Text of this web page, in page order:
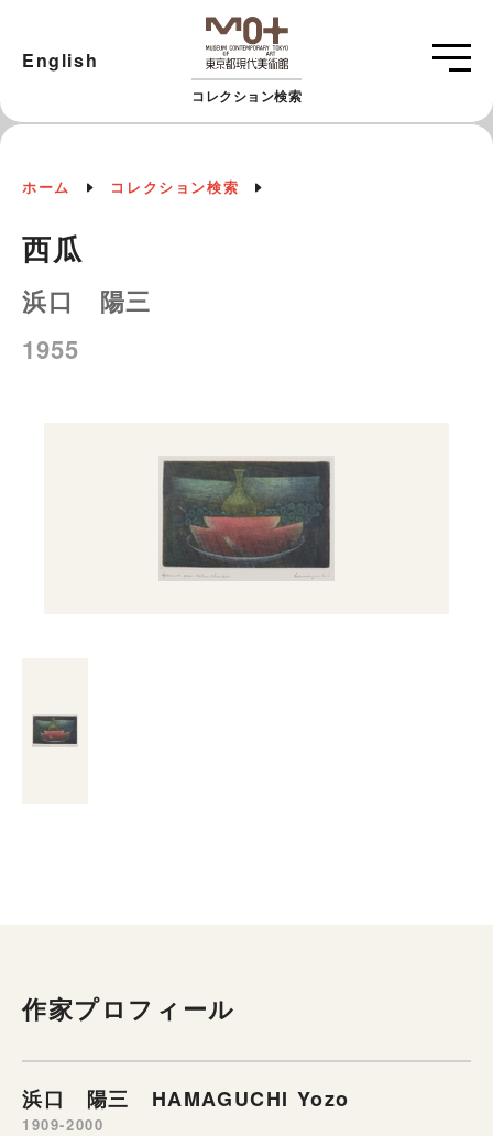
コレクション検索
English
ホーム コレクション検索
西瓜
浜口 陽三
1955
作家プロフィール
浜口 陽三 HAMAGUCHI Yozo
1909-2000